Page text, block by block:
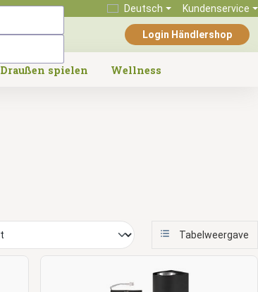
Deutsch Kundenservice
Login Händlershop
Draußen spielen Wellness
Tabelweergave